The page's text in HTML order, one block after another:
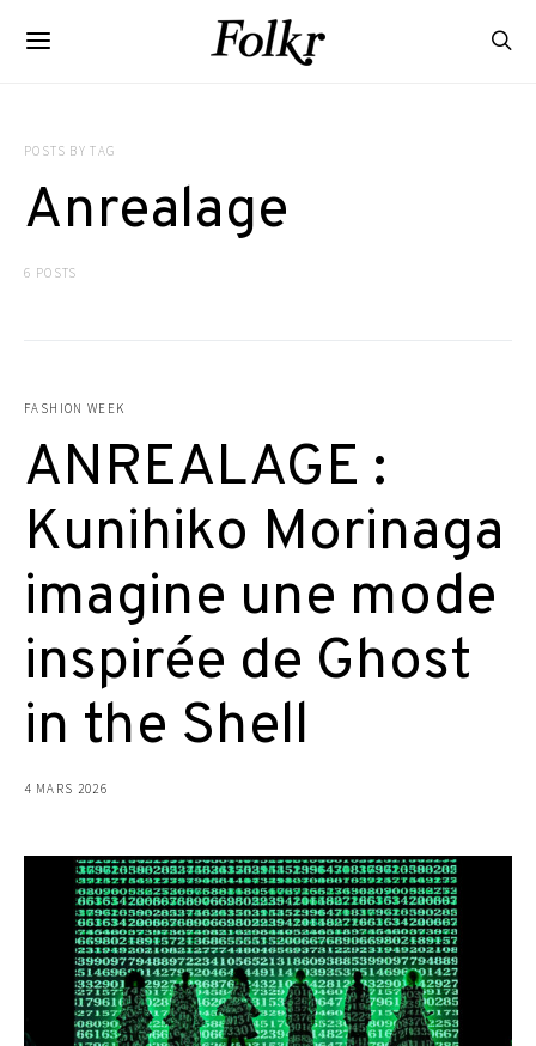
POSTS BY TAG
Anrealage
6 POSTS
FASHION WEEK
ANREALAGE :
Kunihiko Morinaga
imagine une mode
inspirée de Ghost
in the Shell
4 MARS 2026